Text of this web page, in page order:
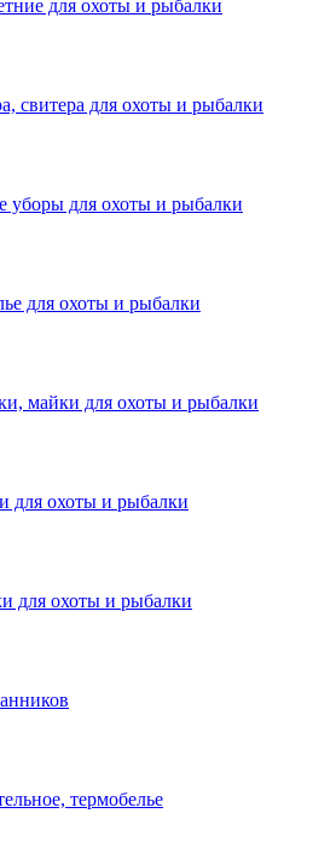
для охоты и рыбалки
свитера для охоты и рыбалки
уборы для охоты и рыбалки
для охоты и рыбалки
майки для охоты и рыбалки
для охоты и рыбалки
для охоты и рыбалки
термобелье